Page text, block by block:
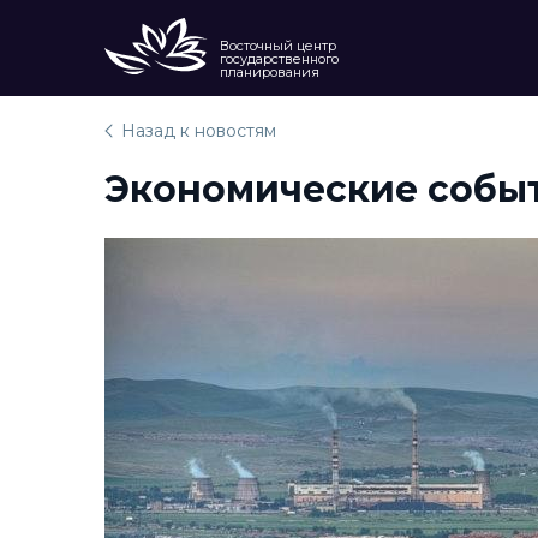
Восточный центр
государственного
планирования
Назад к новостям
Экономические